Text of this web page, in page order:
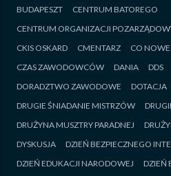
BUDAPESZT
CENTRUM BATOREGO
CENTRUM ORGANIZACJI
CKIS OSKARD
CMENTARZ CO
CZAS ZAWODOWCÓW
DANIA DDS
DORADZTWO ZAWODOWE
DOTACJA
DRUGIE ŚNIADANIE MISTRZÓW
DRUŻYNA MUSZTRY PARADNEJ
DYSKUSJA
DZIEŃ BEZPIECZNEGO
DZIEŃ EDUKACJI NARODOWEJ
DZIEŃ